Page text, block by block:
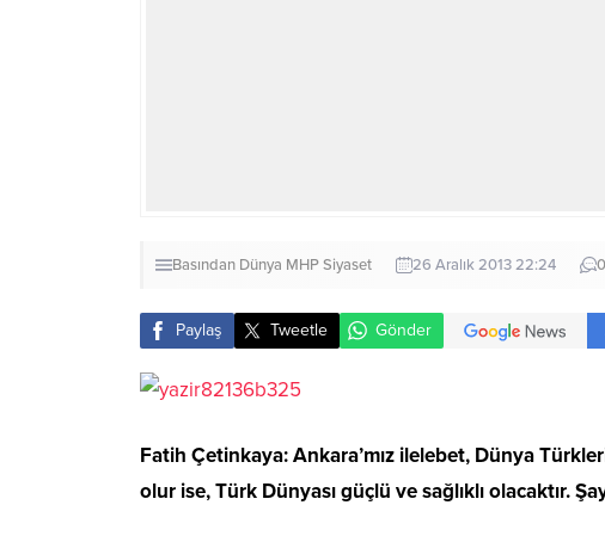
Basından Dünya MHPSiyaset 26 Aralık 2013 22:24 0
Paylaş Tweetle Gönder
Fatih Çetinkaya: Ankara’mız ilelebet, Dünya
olur ise, Türk Dünyası güçlü ve sağlıklı olacaktır.